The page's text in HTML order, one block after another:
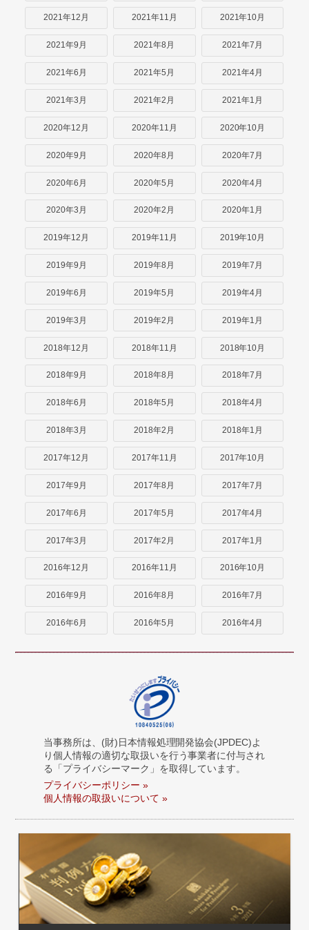
2021年12月 2021年11月 2021年10月
2021年9月 2021年8月 2021年7月
2021年6月 2021年5月 2021年4月
2021年3月 2021年2月 2021年1月
2020年12月 2020年11月 2020年10月
2020年9月 2020年8月 2020年7月
2020年6月 2020年5月 2020年4月
2020年3月 2020年2月 2020年1月
2019年12月 2019年11月 2019年10月
2019年9月 2019年8月 2019年7月
2019年6月 2019年5月 2019年4月
2019年3月 2019年2月 2019年1月
2018年12月 2018年11月 2018年10月
2018年9月 2018年8月 2018年7月
2018年6月 2018年5月 2018年4月
2018年3月 2018年2月 2018年1月
2017年12月 2017年11月 2017年10月
2017年9月 2017年8月 2017年7月
2017年6月 2017年5月 2017年4月
2017年3月 2017年2月 2017年1月
2016年12月 2016年11月 2016年10月
2016年9月 2016年8月 2016年7月
2016年6月 2016年5月 2016年4月
当事務所は、(財)日本情報処理開発協会(JPDEC)よ
り個人情報の適切な取扱いを行う事業者に付与され
る「プライバシーマーク」を取得しています。
プライバシーポリシー »
個人情報の取扱いについて »